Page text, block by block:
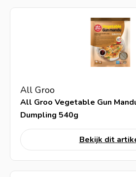
All Groo
All Groo Vegetable Gun
Dumpling 540g
Bekijk dit